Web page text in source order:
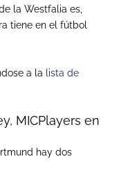
la Westfalia es,
tiene en el fútbol
a la lista de
MICPlayers en
hay dos